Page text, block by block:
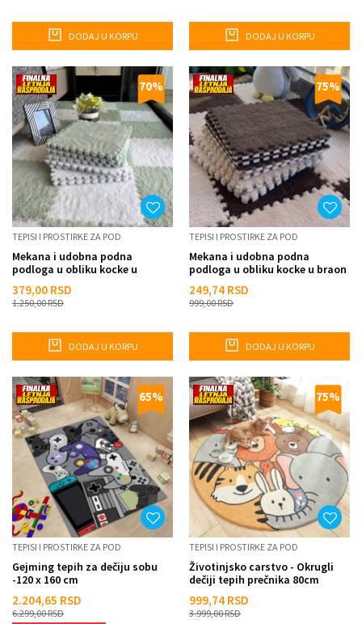
DODAJ U KORPU DODAJ U KORPU
70%
TEPISI I PROSTIRKE ZA POD
Mekana i udobna podna
podloga u obliku kocke u
379,00 RSD
1.250,00RSD
DODAJ U KORPU
75%
TEPISI I PROSTIRKE ZA POD
Mekana i udobna podna
podloga u obliku kocke u braon
249,74 RSD
999,00RSD
DODAJ U KORPU
65%
TEPISI I PROSTIRKE ZA POD
Gejming tepih za dečiju sobu
-120 x 160 cm
2.204,65 RSD
6.299,00RSD
75%
TEPISI I PROSTIRKE ZA POD
Životinjsko carstvo - Okrugli
dečiji tepih prečnika 80cm
999,74 RSD
3.999,00RSD